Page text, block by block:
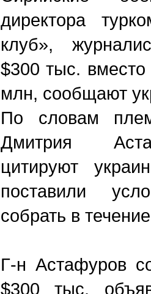
директора
клуб»,
$300 тыс.
млн, сообщают
По словам
Дмитрия
цитируют
поставили
собрать в
Г-н Астафуров
$300 тыс.